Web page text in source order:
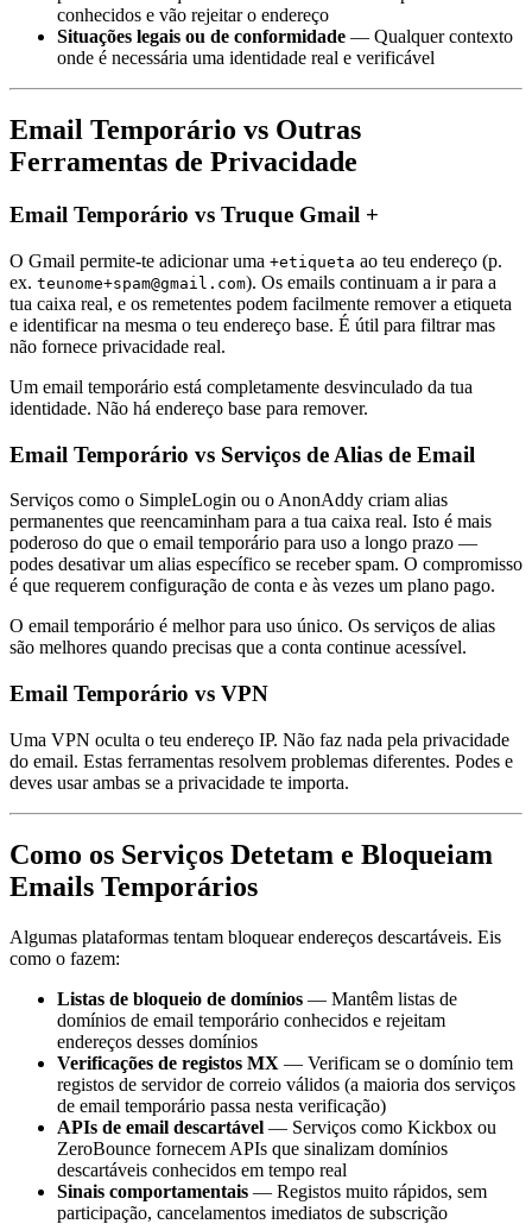
conhecidos e vão rejeitar o endereço
Situações legais ou de conformidade — Qualquer contexto
onde é necessária uma identidade real e verificável
Email Temporário vs Outras
Ferramentas de Privacidade
Email Temporário vs Truque Gmail +
O Gmail permite-te adicionar uma +etiqueta ao teu endereço (p.
ex. teunome+spam@gmail.com). Os emails continuam a ir para a
tua caixa real, e os remetentes podem facilmente remover a etiqueta
e identificar na mesma o teu endereço base. É útil para filtrar mas
não fornece privacidade real.
Um email temporário está completamente desvinculado da tua
identidade. Não há endereço base para remover.
Email Temporário vs Serviços de Alias de Email
Serviços como o SimpleLogin ou o AnonAddy criam alias
permanentes que reencaminham para a tua caixa real. Isto é mais
poderoso do que o email temporário para uso a longo prazo —
podes desativar um alias específico se receber spam. O compromisso
é que requerem configuração de conta e às vezes um plano pago.
O email temporário é melhor para uso único. Os serviços de alias
são melhores quando precisas que a conta continue acessível.
Email Temporário vs VPN
Uma VPN oculta o teu endereço IP. Não faz nada pela privacidade
do email. Estas ferramentas resolvem problemas diferentes. Podes e
deves usar ambas se a privacidade te importa.
Como os Serviços Detetam e Bloqueiam
Emails Temporários
Algumas plataformas tentam bloquear endereços descartáveis. Eis
como o fazem:
Listas de bloqueio de domínios — Mantêm listas de
domínios de email temporário conhecidos e rejeitam
endereços desses domínios
Verificações de registos MX — Verificam se o domínio tem
registos de servidor de correio válidos (a maioria dos serviços
de email temporário passa nesta verificação)
APIs de email descartável — Serviços como Kickbox ou
ZeroBounce fornecem APIs que sinalizam domínios
descartáveis conhecidos em tempo real
Sinais comportamentais — Registos muito rápidos, sem
participação, cancelamentos imediatos de subscrição